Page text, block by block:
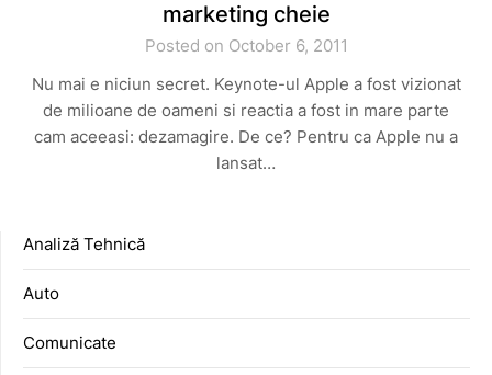
marketing cheie
Posted on October 6, 2011
Nu mai e niciun secret. Keynote-ul Apple a fost vizionat
de milioane de oameni si reactia a fost in mare parte
cam aceeasi: dezamagire. De ce? Pentru ca Apple nu a
lansat…
Analiză Tehnică
Auto
Comunicate